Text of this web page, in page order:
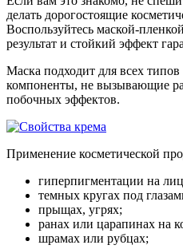
делать дорогостоящие
Воспользуйтесь маской-
результат и стойкий эффект
Маска подходит для всех
компоненты, не вызывающие
побочных эффектов.
Применение косметической
гиперпигментации на
темных кругах под
прыщах, угрях;
ранах или царапинах на
шрамах или рубцах;